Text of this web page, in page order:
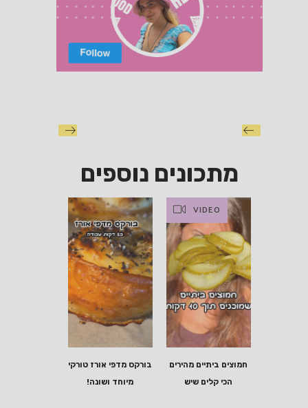
מתכונים נוספים
בורקס מדפי אורז טורקי
מיוחד ושונה!
VIDEO
חמוצים ביתיים מהירים
הכי קלים שיש